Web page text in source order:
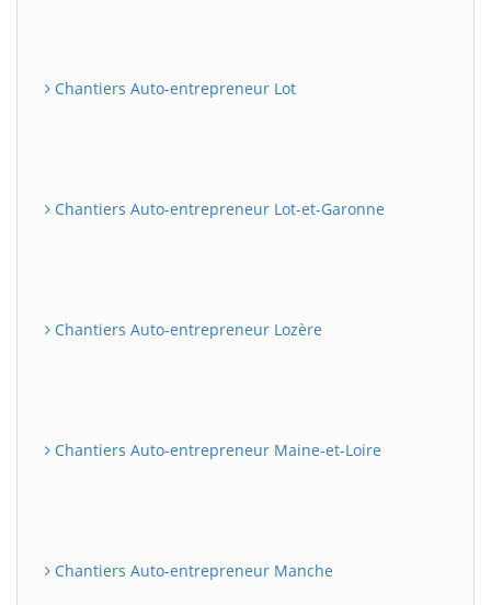
Chantiers Auto-entrepreneur Lot
Chantiers Auto-entrepreneur Lot-et-Garonne
Chantiers Auto-entrepreneur Lozère
Chantiers Auto-entrepreneur Maine-et-Loire
Chantiers Auto-entrepreneur Manche